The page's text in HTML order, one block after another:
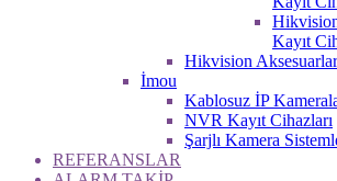
Kayıt
Hikvision Aksesuarlar
İmou
Kablosuz İP
NVR Kayıt Cihazları
Şarjlı Kamera
REFERANSLAR